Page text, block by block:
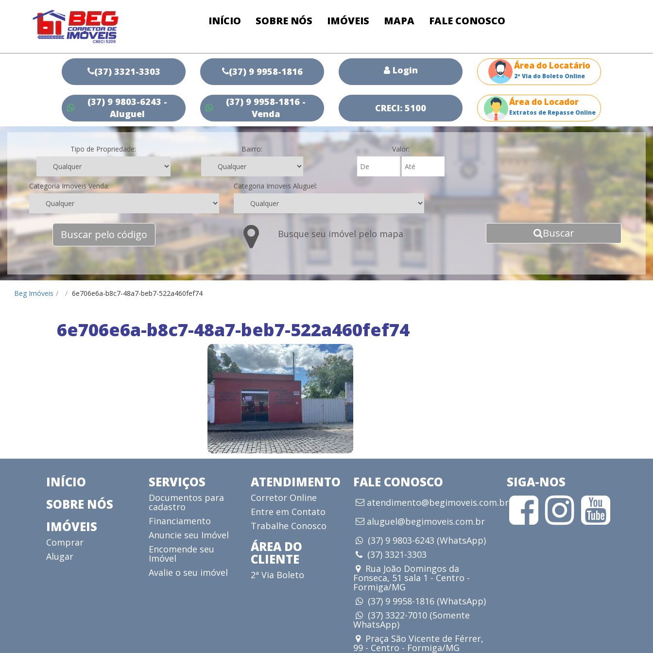
INÍCIO SOBRE NÓS IMÓVEIS MAPA FALE CONOSCO
(37) 3321-3303
(37) 9 9803-6243 -
Aluguel
(37) 9 9958-1816
(37) 9 9958-1816 -
Venda
Login
CRECI: 5100
Área do Locatário
2ª Via do Boleto Online
Área do Locador
Extratos de Repasse Online
Tipo de Propriedade: Bairro: Valor:
Categoria Imoveis Venda: Categoria Imoveis Aluguel:
Buscar pelo código Busque seu imóvel pelo mapa Buscar
Beg Imóveis / / 6e706e6a-b8c7-48a7-beb7-522a460fef74
6e706e6a-b8c7-48a7-beb7-522a460fef74
INÍCIO
SOBRE NÓS
IMÓVEIS
Comprar
Alugar
SERVIÇOS
Documentos para
cadastro
Financiamento
Anuncie seu Imóvel
Encomende seu
Imóvel
Avalie o seu imóvel
ATENDIMENTO
Corretor Online
Entre em Contato
Trabalhe Conosco
ÁREA DO
CLIENTE
2ª Via Boleto
FALE CONOSCO
atendimento@begimoveis.com.br
aluguel@begimoveis.com.br
(37) 9 9803-6243 (WhatsApp)
(37) 3321-3303
Rua João Domingos da
Fonseca, 51 sala 1 - Centro -
Formiga/MG
(37) 9 9958-1816 (WhatsApp)
(37) 3322-7010 (Somente
WhatsApp)
Praça São Vicente de Férrer,
99 - Centro - Formiga/MG
SIGA-NOS